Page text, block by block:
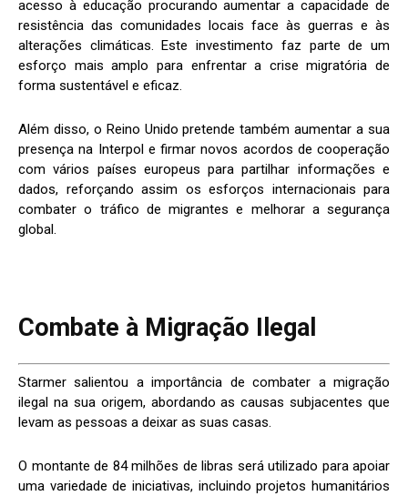
acesso à educação procurando aumentar a capacidade de
resistência das comunidades locais face às guerras e às
alterações climáticas. Este investimento faz parte de um
esforço mais amplo para enfrentar a crise migratória de
forma sustentável e eficaz.
Além disso, o Reino Unido pretende também aumentar a sua
presença na Interpol e firmar novos acordos de cooperação
com vários países europeus para partilhar informações e
dados, reforçando assim os esforços internacionais para
combater o tráfico de migrantes e melhorar a segurança
global.
Combate à Migração Ilegal
Starmer salientou a importância de combater a migração
ilegal na sua origem, abordando as causas subjacentes que
levam as pessoas a deixar as suas casas.
O montante de 84 milhões de libras será utilizado para apoiar
uma variedade de iniciativas, incluindo projetos humanitários